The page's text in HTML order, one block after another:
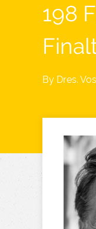
198
By Dres.